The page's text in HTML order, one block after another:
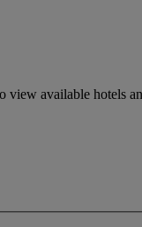
view available hotels